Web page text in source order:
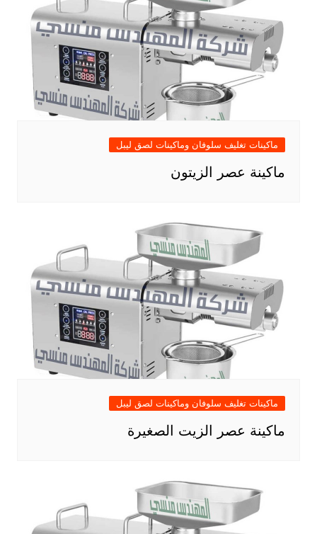
ماكينات تغليف سلوفان وماكينات لصق ليبل
ماكينة عصر الزيتون
ماكينات تغليف سلوفان وماكينات لصق ليبل
ماكينة عصر الزيت الصغيرة